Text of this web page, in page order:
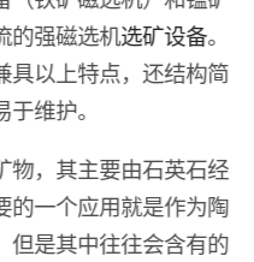
的强磁选机选矿设备。
具以上特点，还结构简
维护。
物，其主要由石英石经
的一个应用就是作为陶
但是其中往往会含有的